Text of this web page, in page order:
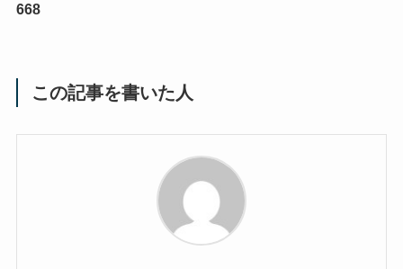
668
この記事を書いた人